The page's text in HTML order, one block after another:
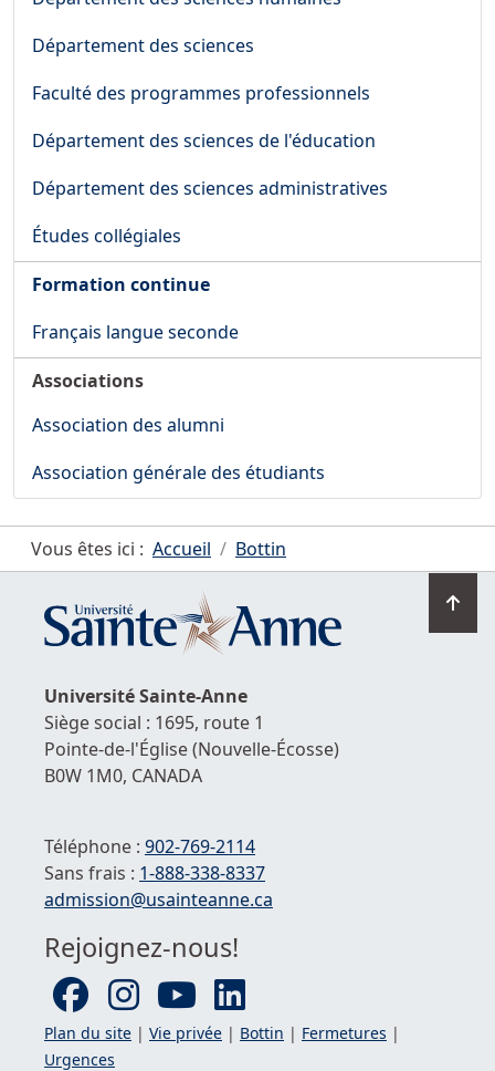
Département des sciences
Faculté des programmes professionnels
Département des sciences de l'éducation
Département des sciences administratives
Études collégiales
Formation continue
Français langue seconde
Associations
Association des alumni
Association générale des étudiants
Vous êtes ici : Accueil Bottin
en
UniversitéSainte-Anne
Siège social : 1695, route 1
Pointe-de-l'Église(Nouvelle-Écosse)
B0W 1M0, CANADA
Téléphone : 902-769-2114
Sans frais : 1-888-338-8337
Courriel :
admission@usainteanne.ca
Rejoignez-nous!
Plan du site | Vie privée | Bottin | Fermetures |
Urgences